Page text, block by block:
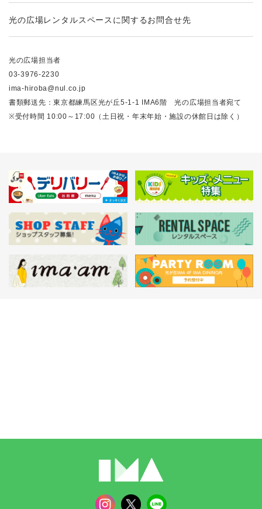
光の広場レンタルスペースに関するお問合せ先
光の広場担当者
03-3976-2230
ima-hiroba@nul.co.jp
書類郵送先：東京都練馬区光が丘5-1-1 IMA6階 光の広場担当者宛て
※受付時間 10:00～17:00（土日祝・年末年始・施設の休館日は除く）